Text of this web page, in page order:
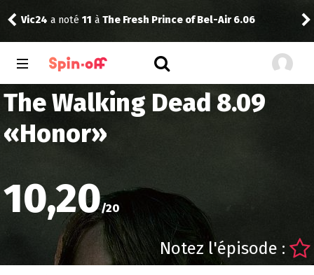
Vic24 a noté 11 à The Fresh Prince of Bel-Air 6.06
The Walking Dead 8.09
«Honor»
10,20/20
Notez l'épisode :